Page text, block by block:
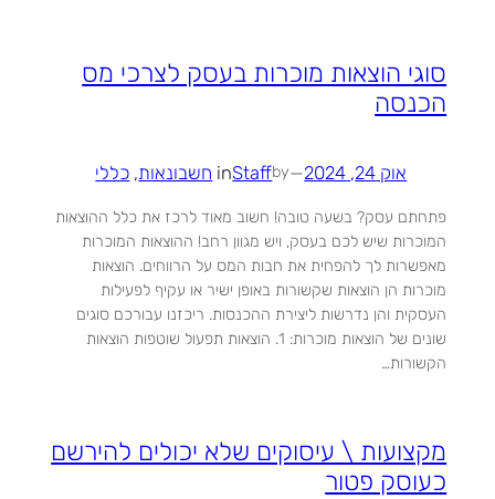
סוגי הוצאות מוכרות בעסק לצרכי מס
הכנסה
אוק 24, 2024 —
by
Staff
in חשבונאות, כללי
פתחתם עסק? בשעה טובה! חשוב מאוד לרכז את כלל ההוצאות
המוכרות שיש לכם בעסק, ויש מגוון רחב! ההוצאות המוכרות
מאפשרות לך להפחית את חבות המס על הרווחים. הוצאות
מוכרות הן הוצאות שקשורות באופן ישיר או עקיף לפעילות
העסקית והן נדרשות ליצירת ההכנסות. ריכזנו עבורכם סוגים
שונים של הוצאות מוכרות: 1. הוצאות תפעול שוטפות הוצאות
הקשורות…
מקצועות \ עיסוקים שלא יכולים להירשם
כעוסק פטור